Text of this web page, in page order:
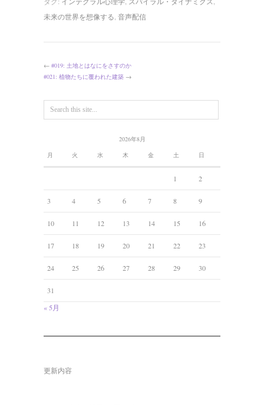
未来の世界を想像する 音声配信
← #019: 土地とはなにをさすのか
#021: 植物たちに覆われた建築 →
2026年8月
月 火 水 木 金 土 日
1 2
3 4 5 6 7 8 9
10 11 12 13 14 15 16
17 18 19 20 21 22 23
24 25 26 27 28 29 30
31
« 5月
更新内容